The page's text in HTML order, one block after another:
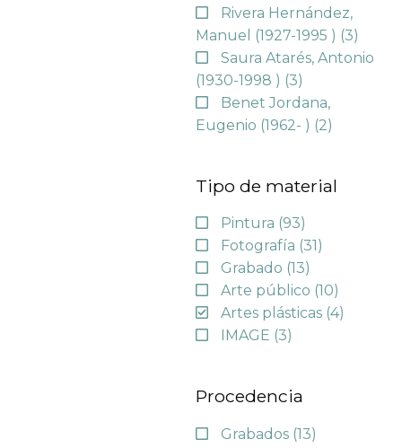
Rivera Hernández,
Manuel (1927-1995 ) (3)
Saura Atarés, Antonio
(1930-1998 ) (3)
Benet Jordana,
Eugenio (1962- ) (2)
Tipo de material
Pintura (93)
Fotografía (31)
Grabado (13)
Arte público (10)
Artes plásticas (4)
IMAGE (3)
Procedencia
Grabados (13)